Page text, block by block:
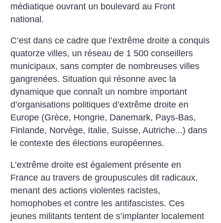
médiatique ouvrant un boulevard au Front
national.
C’est dans ce cadre que l’extrême droite a conquis
quatorze villes, un réseau de 1 500 conseillers
municipaux, sans compter de nombreuses villes
gangrenées. Situation qui résonne avec la
dynamique que connaît un nombre important
d’organisations politiques d’extrême droite en
Europe (Grèce, Hongrie, Danemark, Pays-Bas,
Finlande, Norvège, Italie, Suisse, Autriche...) dans
le contexte des élections européennes.
L’extrême droite est également présente en
France au travers de groupuscules dit radicaux,
menant des actions violentes racistes,
homophobes et contre les antifascistes. Ces
jeunes militants tentent de s’implanter localement